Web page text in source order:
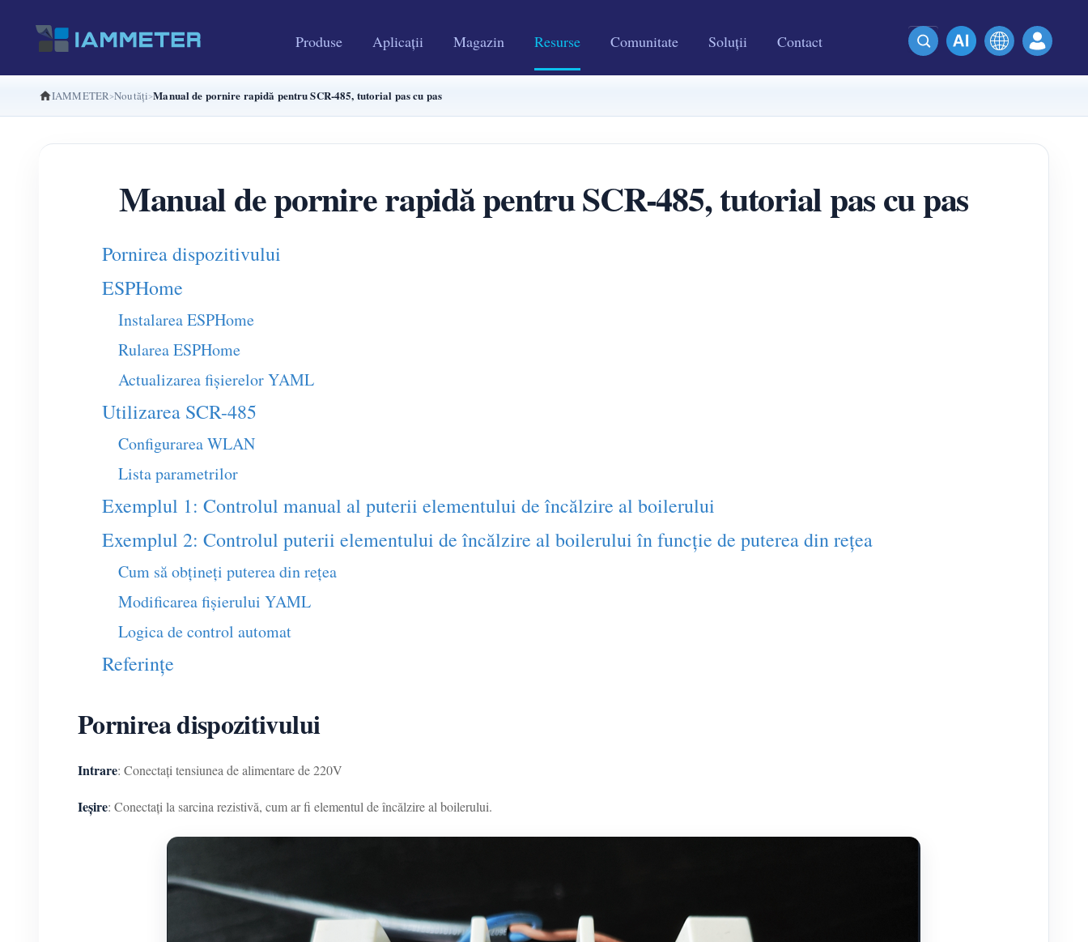
Produse Aplicații Magazin Resurse Comunitate Soluții Contact
IAMMETER Noutăți Manual de pornire rapidă pentru SCR-485, tutorial pas cu pas
Manual de pornire rapidă pentru SCR-485, tutorial pas cu pas
Pornirea dispozitivului
ESPHome
Instalarea ESPHome
Rularea ESPHome
Actualizarea fișierelor YAML
Utilizarea SCR-485
Configurarea WLAN
Lista parametrilor
Exemplul 1: Controlul manual al puterii elementului de încălzire al boilerului
Exemplul 2: Controlul puterii elementului de încălzire al boilerului în funcție de puterea din rețea
Cum să obțineți puterea din rețea
Modificarea fișierului YAML
Logica de control automat
Referințe
Pornirea dispozitivului
Intrare: Conectați tensiunea de alimentare de 220V
Ieșire: Conectați la sarcina rezistivă, cum ar fi elementul de încălzire al boilerului.